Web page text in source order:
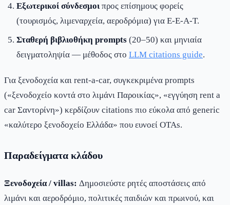
Εξωτερικοί σύνδεσμοι προς επίσημους φορείς
(τουρισμός, λιμεναρχεία, αεροδρόμια) για E-E-A-T.
Σταθερή βιβλιοθήκη prompts (20–50) και μηνιαία
δειγματοληψία — μέθοδος στο LLM citations guide.
Για ξενοδοχεία και rent-a-car, συγκεκριμένα prompts
(«ξενοδοχείο κοντά στο λιμάνι Παροικίας», «εγγύηση rent a
car Σαντορίνη») κερδίζουν citations πιο εύκολα από generic
«καλύτερο ξενοδοχείο Ελλάδα» που ευνοεί OTAs.
Παραδείγματα κλάδου
Ξενοδοχεία / villas: Δημοσιεύστε ρητές αποστάσεις από
λιμάνι και αεροδρόμιο, πολιτικές παιδιών και πρωινού, και